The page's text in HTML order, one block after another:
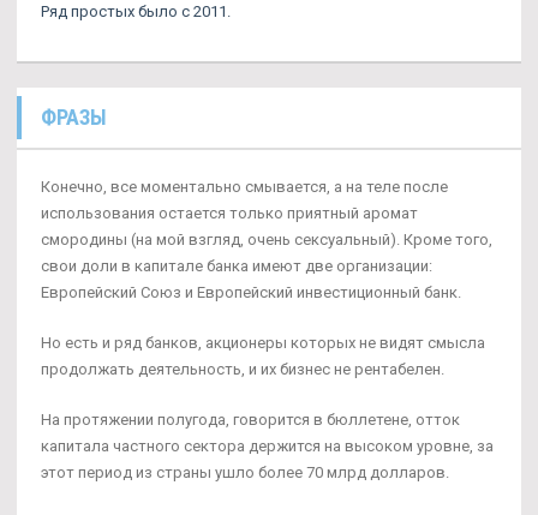
Ряд простых было с 2011.
ФРАЗЫ
Конечно, все моментально смывается, а на теле после
использования остается только приятный аромат
смородины (на мой взгляд, очень сексуальный). Кроме того,
свои доли в капитале банка имеют две организации:
Европейский Союз и Европейский инвестиционный банк.
Но есть и ряд банков, акционеры которых не видят смысла
продолжать деятельность, и их бизнес не рентабелен.
На протяжении полугода, говорится в бюллетене, отток
капитала частного сектора держится на высоком уровне, за
этот период из страны ушло более 70 млрд долларов.